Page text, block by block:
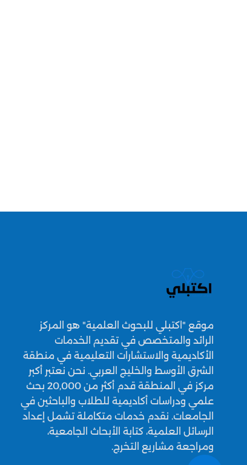
موقع "اكتبلي للبحوث العلمية" هو المركز
الرائد والمتخصص في تقديم الخدمات
الأكاديمية والاستشارات التعليمية في منطقة
الشرق الأوسط والخليج العربي. نحن نعتبر أكبر
مركز في المنطقة قدم أكثر من 20,000 بحث
علمي ودراسات أكاديمية للطلاب والباحثين في
الجامعات. نقدم خدمات متكاملة تشمل إعداد
الرسائل العلمية، كتابة الأبحاث الجامعية،
ومراجعة مشاريع التخرج.